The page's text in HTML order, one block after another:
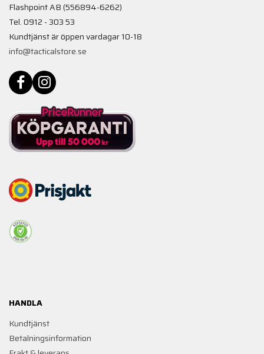
Flashpoint AB (556894-6262)
Tel. 0912 - 303 53
Kundtjänst är öppen vardagar 10-18
info@tacticalstore.se
HANDLA
Kundtjänst
Betalningsinformation